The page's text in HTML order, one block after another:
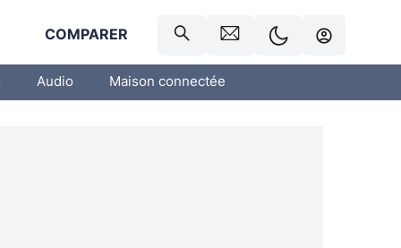
COMPARER
Audio Maison connectée